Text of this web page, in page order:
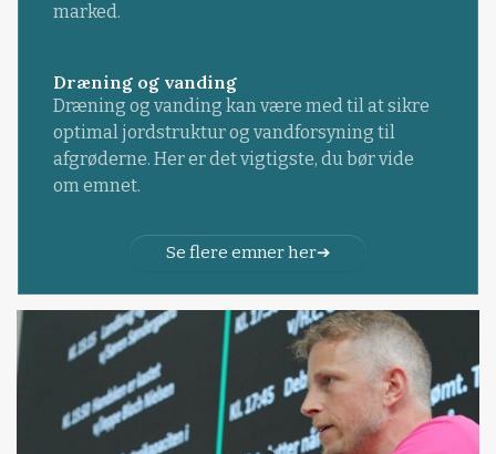
marked.
Dræning og vanding
Dræning og vanding kan være med til at sikre
optimal jordstruktur og vandforsyning til
afgrøderne. Her er det vigtigste, du bør vide
om emnet.
Se flere emner her